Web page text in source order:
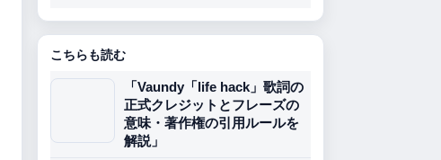
こちらも読む
「Vaundy「life hack」歌詞の
正式クレジットとフレーズの
意味・著作権の引用ルールを
解説」